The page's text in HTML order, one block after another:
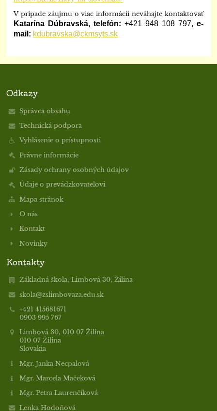
V prípade záujmu o viac informácii neváhajte kontaktovať
Katarína Dúbravská, telefón:+421 948 108 797, e-
mail: kdubravska@ckmsyts.sk
Odkazy
Správca obsahu
Technická podpora
Vyhlásenie o prístupnosti
Právne informácie
Zásady ochrany osobných údajov
Údaje o prevádzkovateľovi
Mapa stránok
O nás
Kontakt
Novinky
Kontakty
Základná škola, Limbová 30, Žilina
skola@zslimbovaza.edu.sk
+421 415681671
0903 995 767
Limbová 30, 010 07 Žilina
010 07 Žilina
Slovakia
Mgr. Janka Necpalová
Mgr. Marcela Mačeková
Mgr. Petra Laurenčíková
Lenka Hodoňová